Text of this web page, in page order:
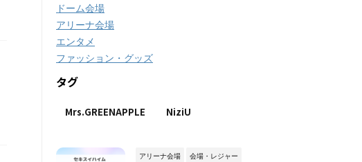
ドーム会場
アリーナ会場
エンタメ
ファッション・グッズ
タグ
Mrs.GREENAPPLE NiziU
アリーナ会場 会場・レジャー